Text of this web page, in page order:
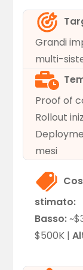
Grandi
multi-
Proof of
Rollout
mesi
stimato:
Basso:
$500K |